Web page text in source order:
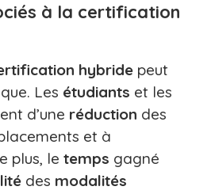
à la certification
hybride peut
Les étudiants et les
d’une réduction des
et à
plus, le temps gagné
des modalités